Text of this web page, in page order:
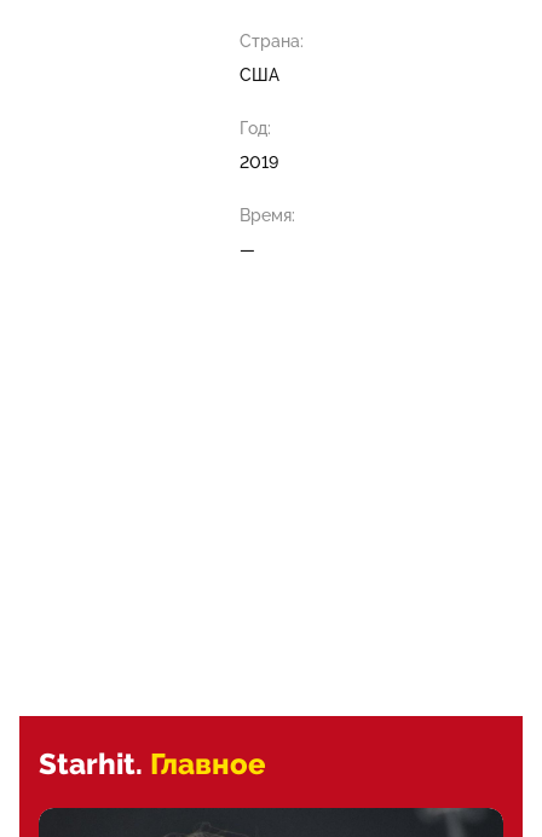
Страна:
США
Год:
2019
Время:
—
Starhit. Главное